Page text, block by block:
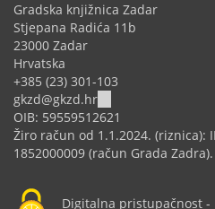
Gradska knjižnica Zadar
Stjepana Radića 11b
23000 Zadar
Hrvatska
+385 (23) 301-103
gkzd@gkzd.hr
sends
e-
mail)
OIB: 59559512621
Žiro račun od 1.1.2024. (riznica):
1852000009 (račun Grada Zadra).
Digitalna pristupačnost -